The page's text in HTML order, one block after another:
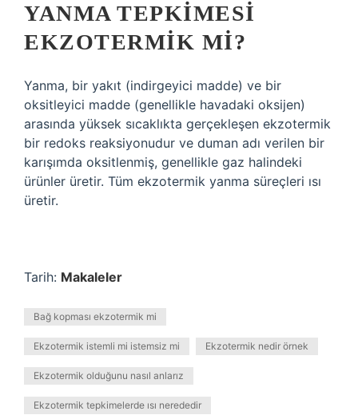
YANMA TEPKIMESI
EKZOTERMIK MI?
Yanma, bir yakıt (indirgeyici madde) ve bir
oksitleyici madde (genellikle havadaki oksijen)
arasında yüksek sıcaklıkta gerçekleşen ekzotermik
bir redoks reaksiyonudur ve duman adı verilen bir
karışımda oksitlenmiş, genellikle gaz halindeki
ürünler üretir. Tüm ekzotermik yanma süreçleri ısı
üretir.
Tarih: Makaleler
Bağ kopması ekzotermik mi
Ekzotermik istemli mi istemsiz mi Ekzotermik nedir örnek
Ekzotermik olduğunu nasıl anlarız
Ekzotermik tepkimelerde ısı nerededir